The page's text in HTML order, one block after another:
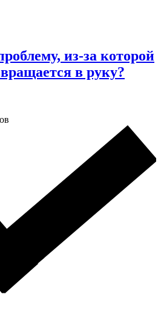
из-за которой
в руку?